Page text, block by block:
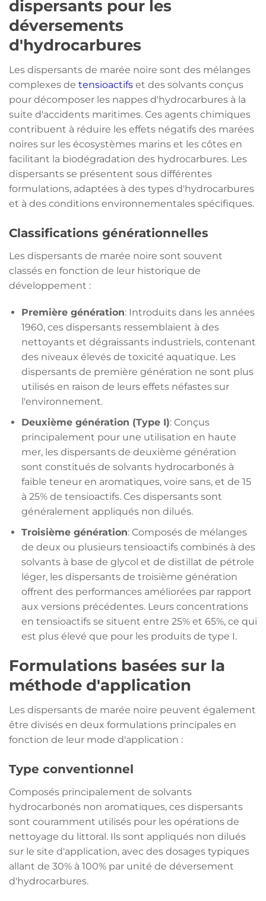
dispersants pour les
déversements
d'hydrocarbures
Les dispersants de marée noire sont des mélanges
complexes de tensioactifs et des solvants conçus
pour décomposer les nappes d'hydrocarbures à la
suite d'accidents maritimes. Ces agents chimiques
contribuent à réduire les effets négatifs des marées
noires sur les écosystèmes marins et les côtes en
facilitant la biodégradation des hydrocarbures. Les
dispersants se présentent sous différentes
formulations, adaptées à des types d'hydrocarbures
et à des conditions environnementales spécifiques.
Classifications générationnelles
Les dispersants de marée noire sont souvent
classés en fonction de leur historique de
développement :
Première génération: Introduits dans les années
1960, ces dispersants ressemblaient à des
nettoyants et dégraissants industriels, contenant
des niveaux élevés de toxicité aquatique. Les
dispersants de première génération ne sont plus
utilisés en raison de leurs effets néfastes sur
l'environnement.
Deuxième génération (Type I): Conçus
principalement pour une utilisation en haute
mer, les dispersants de deuxième génération
sont constitués de solvants hydrocarbonés à
faible teneur en aromatiques, voire sans, et de 15
à 25% de tensioactifs. Ces dispersants sont
généralement appliqués non dilués.
Troisième génération: Composés de mélanges
de deux ou plusieurs tensioactifs combinés à des
solvants à base de glycol et de distillat de pétrole
léger, les dispersants de troisième génération
offrent des performances améliorées par rapport
aux versions précédentes. Leurs concentrations
en tensioactifs se situent entre 25% et 65%, ce qui
est plus élevé que pour les produits de type I.
Formulations basées sur la
méthode d'application
Les dispersants de marée noire peuvent également
être divisés en deux formulations principales en
fonction de leur mode d'application :
Type conventionnel
Composés principalement de solvants
hydrocarbonés non aromatiques, ces dispersants
sont couramment utilisés pour les opérations de
nettoyage du littoral. Ils sont appliqués non dilués
sur le site d'application, avec des dosages typiques
allant de 30% à 100% par unité de déversement
d'hydrocarbures.